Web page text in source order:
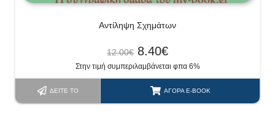
Αντίληψη Σχημάτων
12.00€ 8.40€
Στην τιμή συμπεριλαμβάνεται φπα 6%
ΔΕΊΤΕ ΤΟ ΑΓΟΡΆ E-BOOK